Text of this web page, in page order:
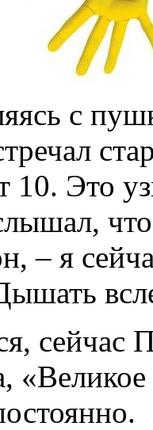
с
10. Это
что
– я
сейчас
«Великое